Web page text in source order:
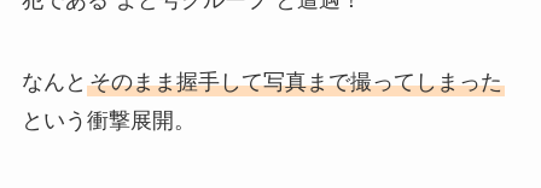
なんと そのまま握手して写真まで撮ってしまった
という衝撃展開。